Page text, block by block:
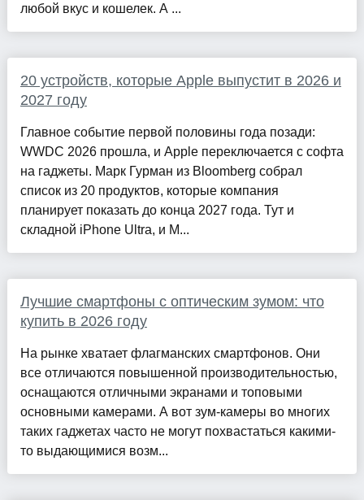
любой вкус и кошелек. А ...
20 устройств, которые Apple выпустит в 2026 и
2027 году
Главное событие первой половины года позади:
WWDC 2026 прошла, и Apple переключается с софта
на гаджеты. Марк Гурман из Bloomberg собрал
список из 20 продуктов, которые компания
планирует показать до конца 2027 года. Тут и
складной iPhone Ultra, и M...
Лучшие смартфоны с оптическим зумом: что
купить в 2026 году
На рынке хватает флагманских смартфонов. Они
все отличаются повышенной производительностью,
оснащаются отличными экранами и топовыми
основными камерами. А вот зум-камеры во многих
таких гаджетах часто не могут похвастаться какими-
то выдающимися возм...